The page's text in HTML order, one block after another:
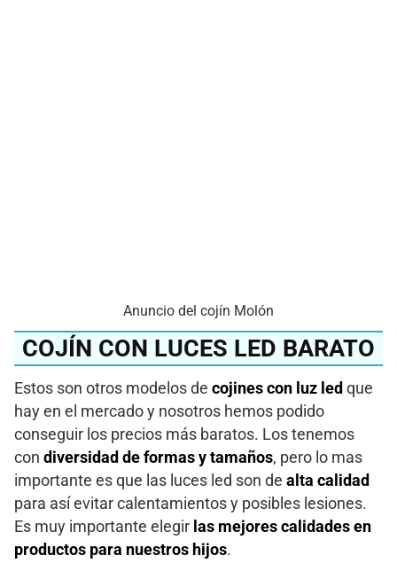
Anuncio del cojín Molón
COJÍN CON LUCES LED BARATO
Estos son otros modelos de cojines con luz led que
hay en el mercado y nosotros hemos podido
conseguir los precios más baratos. Los tenemos
con diversidad de formas y tamaños, pero lo mas
importante es que las luces led son de alta calidad
para así evitar calentamientos y posibles lesiones.
Es muy importante elegir las mejores calidades en
productos para nuestros hijos.